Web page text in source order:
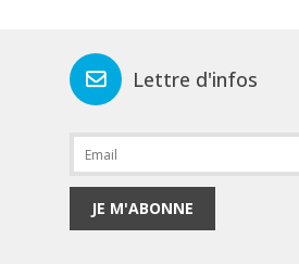
Lettre d'infos
JE M'ABONNE